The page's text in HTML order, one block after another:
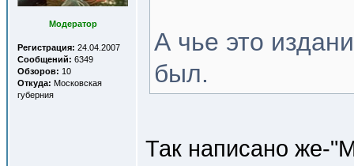
Модератор
Регистрация: 24.04.2007
Сообщений: 6349
Обзоров: 10
Откуда: Московская
губерния
А чье это
был.
Так написано же-